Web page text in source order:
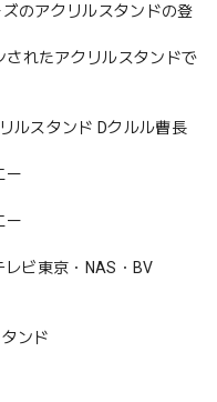
のアクリルスタンドの登
れたアクリルスタンドで
ルスタンド Dクルル曹長
ー
ー
レビ東京・NAS・BV
ンド